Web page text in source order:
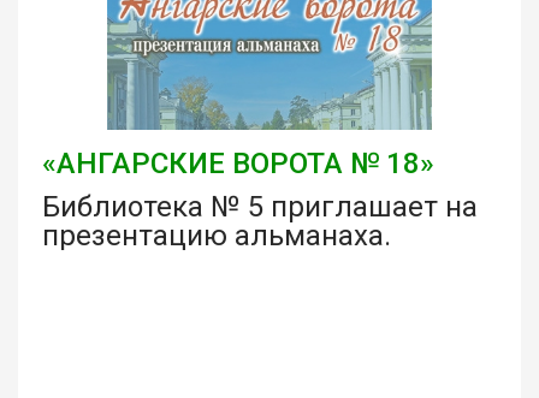
«АНГАРСКИЕ ВОРОТА № 18»
Библиотека № 5 приглашает на
презентацию альманаха.